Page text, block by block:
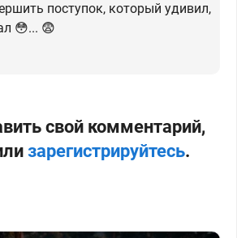
поступок, который удивил,
😳... 😨
свой комментарий,
зарегистрируйтесь.